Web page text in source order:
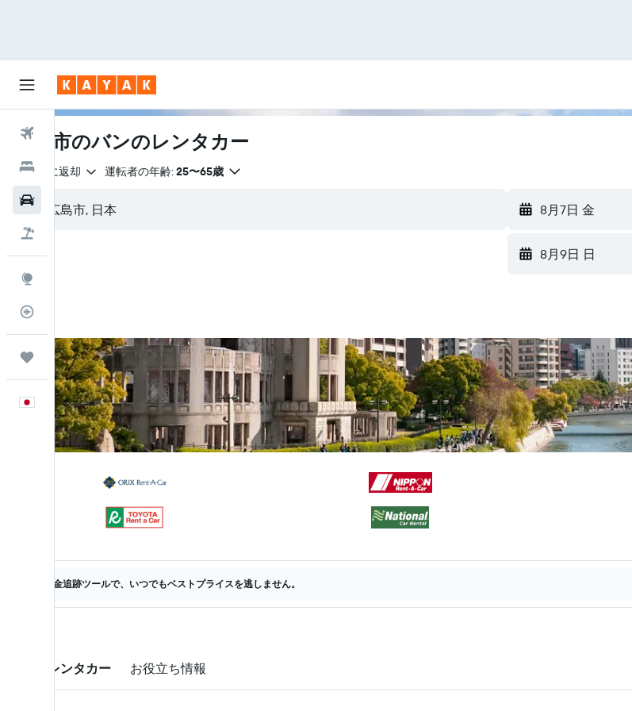
航空券
ホテル
レンタカー
Trips
日本語
広島市のバンのレンタカー
出発地に返却 運転者の年齢: 25〜65歳
8月7日 金
8月9日 日
料金追跡ツールで、いつでもベストプライスを逃しません。
お得なレンタカー お役立ち情報